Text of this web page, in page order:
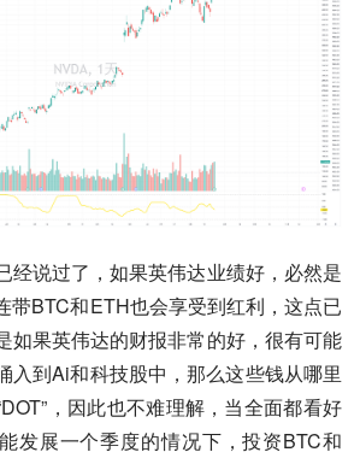
经说过了，如果英伟达业绩好，必然是
带BTC和ETH也会享受到红利，这点已
如果英伟达的财报非常的好，很有可能
入到Ai和科技股中，那么这些钱从哪里
，因此也不难理解，当全面都看好
发展一个季度的情况下，投资BTC和